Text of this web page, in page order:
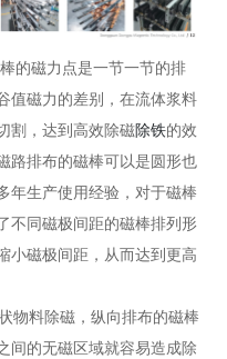
的磁力点是一节一节的排
值磁力的差别，在流体浆料
割，达到高效除磁除铁的效
路排布的磁棒可以是圆形也
年生产使用经验，对于磁棒
不同磁极间距的磁棒排列形
小磁极间距，从而达到更高
物料除磁，纵向排布的磁棒
间的无磁区域就容易造成除